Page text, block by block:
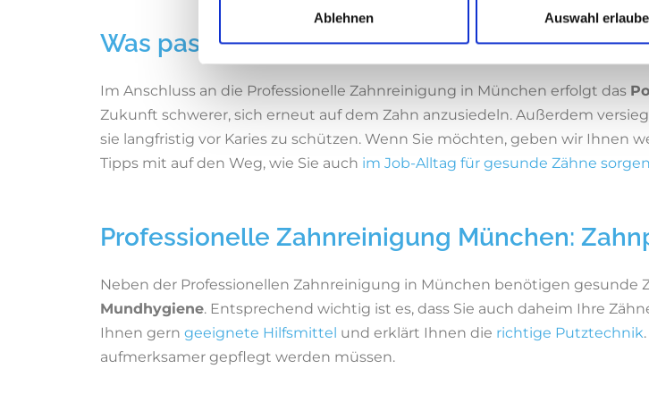
Ablehnen Auswahl
Was passiert nach der Zahnreinigung in
Im Anschluss an die Professionelle Zahnreinigung in München erfolgt das
Zukunft schwerer, sich erneut auf dem Zahn anzusiedeln. Außerdem
sie langfristig vor Karies zu schützen. Wenn Sie möchten, geben wir Ihnen
Tipps mit auf den Weg, wie Sie auch im Job-Alltag für gesunde Zähne sorgen
Professionelle Zahnreinigung München:
Neben der Professionellen Zahnreinigung in München benötigen gesunde
Mundhygiene. Entsprechend wichtig ist es, dass Sie auch daheim Ihre
Ihnen gern geeignete Hilfsmittel und erklärt Ihnen die richtige Putztechnik
aufmerksamer gepflegt werden müssen.